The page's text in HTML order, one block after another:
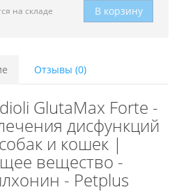
на складе В корзину
Отзывы (0)
GlutaMax Forte -
дисфункций
и кошек |
вещество -
- Petplus